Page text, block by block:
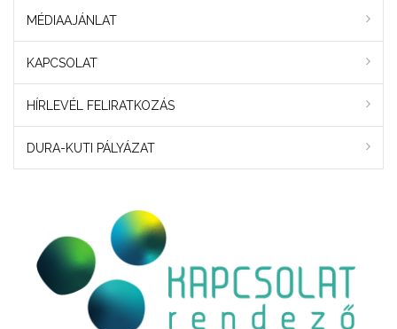
MÉDIAAJÁNLAT
KAPCSOLAT
HÍRLEVÉL FELIRATKOZÁS
DURA-KUTI PÁLYÁZAT